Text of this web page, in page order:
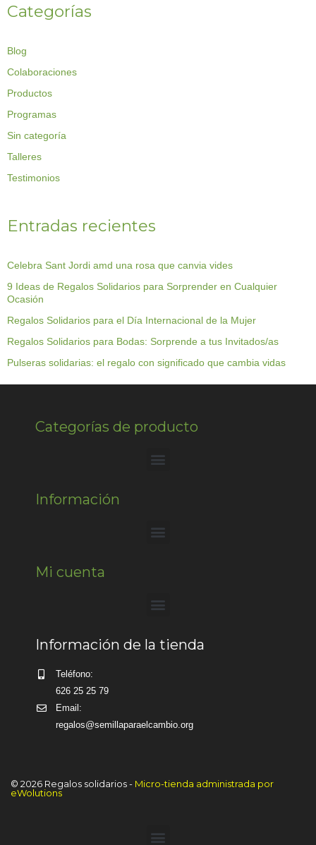
Categorías
Blog
Colaboraciones
Productos
Programas
Sin categoría
Talleres
Testimonios
Entradas recientes
Celebra Sant Jordi amd una rosa que canvia vides
9 Ideas de Regalos Solidarios para Sorprender en Cualquier
Ocasión
Regalos Solidarios para el Día Internacional de la Mujer
Regalos Solidarios para Bodas: Sorprende a tus Invitados/as
Pulseras solidarias: el regalo con significado que cambia vidas
Categorías de producto
Información
Mi cuenta
Información de la tienda
Teléfono:
626 25 25 79
Email:
regalos@semillaparaelcambio.org
© 2026 Regalos solidarios - Micro-tienda administrada por
eWolutions